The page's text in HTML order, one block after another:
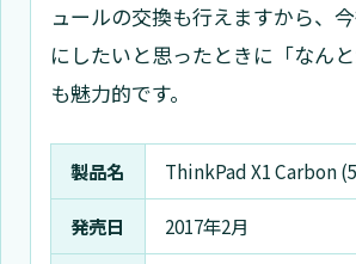
ュールの交換も行えますから、
にしたいと思ったときに「なん
も魅力的です。
製品名 ThinkPad X1 Carbon
発売日 2017年2月